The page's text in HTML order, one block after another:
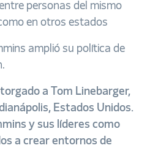
personas del mismo
en otros estados
amplió su política de
a Tom Linebarger,
Estados Unidos.
y sus líderes como
a crear entornos de